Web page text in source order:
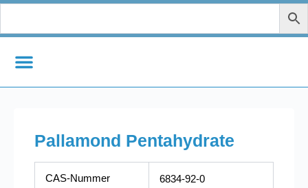
Zum
springen
Pallamond Pentahydrate
CAS-Nummer 6834-92-0